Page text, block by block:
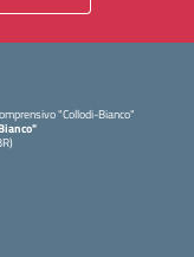
"Collodi-Bianco"